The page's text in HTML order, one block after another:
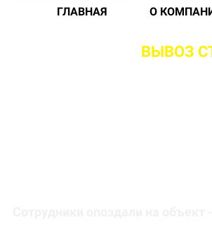
ГЛАВНАЯ О
ВЫВОЗ